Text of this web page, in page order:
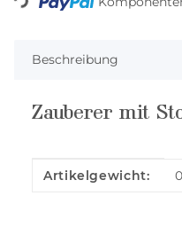
Beschreibung
Zauberer mit
Produkteigenschaft
Wert
Artikelgewicht: